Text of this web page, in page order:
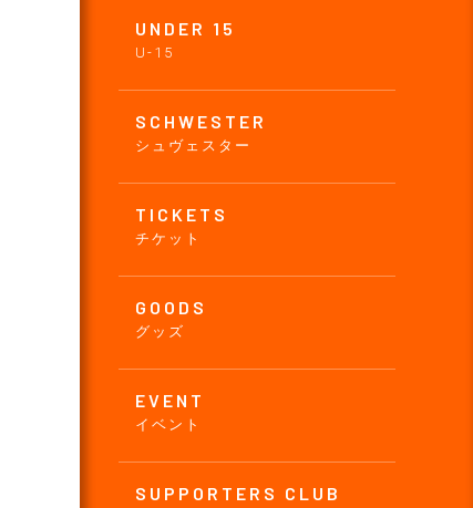
UNDER 15
U-15
SCHWESTER
シュヴェスター
TICKETS
チケット
GOODS
グッズ
EVENT
イベント
SUPPORTERS CLUB